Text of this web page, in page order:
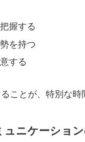
握する
を持つ
する
ことが、特別な時
ュニケーショ